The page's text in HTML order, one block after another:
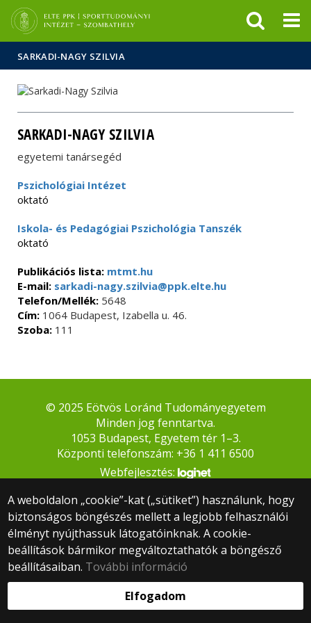
Hírek
Események
ELTE a
sajtóban
SARKADI-NAGY SZILVIA
SARKADI-NAGY SZILVIA
egyetemi tanársegéd
Pszichológiai Intézet
oktató
Iskola- és Pedagógiai Pszichológia Tanszék
oktató
Publikációs lista: mtmt.hu
E-mail: sarkadi-nagy.szilvia@ppk.elte.hu
Telefon/Mellék: 5648
Cím: 1064 Budapest, Izabella u. 46.
Szoba: 111
A weboldalon „cookie”-kat („sütiket”) használunk, hogy
biztonságos böngészés mellett a legjobb felhasználói
élményt nyújthassuk látogatóinknak. A cookie-
beállítások bármikor megváltoztathatók a böngésző
beállításaiban. További információ
Elfogadom
© 2025 Eötvös Loránd Tudományegyetem
Minden jog fenntartva.
1053 Budapest, Egyetem tér 1–3.
Központi telefonszám: +36 1 411 6500
Webfejlesztés: